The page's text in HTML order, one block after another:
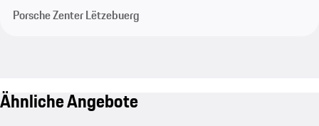
Porsche Zenter Lëtzebuerg
Ähnliche Angebote